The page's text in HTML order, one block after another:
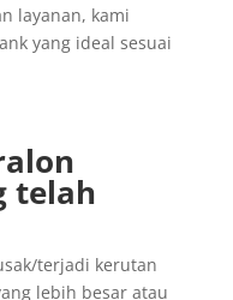
layanan, kami
yang ideal sesuai
telah
terjadi kerutan
lebih besar atau